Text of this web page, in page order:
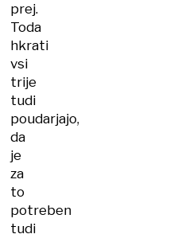
prej.
Toda
hkrati
vsi
trije
tudi
poudarjajo,
da
je
za
to
potreben
tudi